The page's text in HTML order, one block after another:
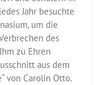
Jahr besuchte
um die
des
zu Ehren
aus dem
von Carolin Otto.